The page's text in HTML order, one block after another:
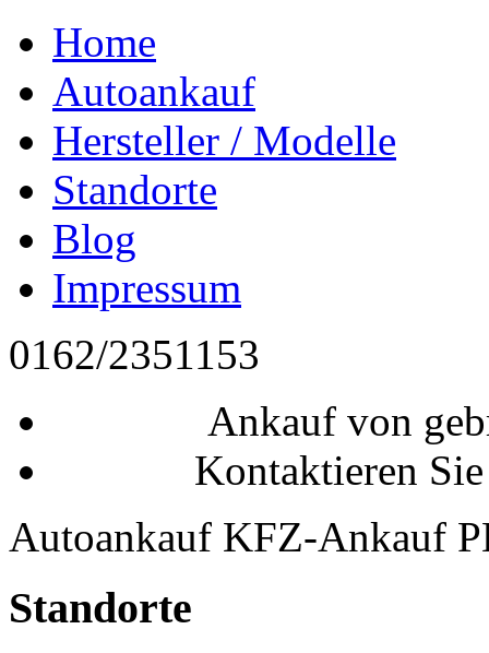
Home
Autoankauf
Hersteller / Modelle
Standorte
Blog
Impressum
0162/2351153
Ankauf von
Kontaktieren
Autoankauf KFZ-Ankauf
Standorte